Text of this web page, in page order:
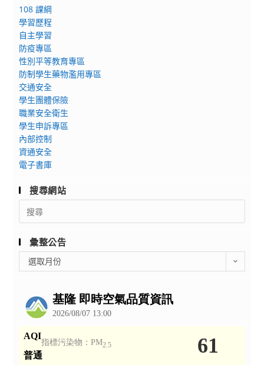
科
測
108 課綱
學習歷程
自主學習
防疫專區
性別平等教育專區
防制學生藥物濫用專區
交通安全
學生團體保險
職業安全衛生
學生申訴專區
內部控制
資通安全
電子書庫
搜尋網站
Search
for:
彙整公告
整
選取月份